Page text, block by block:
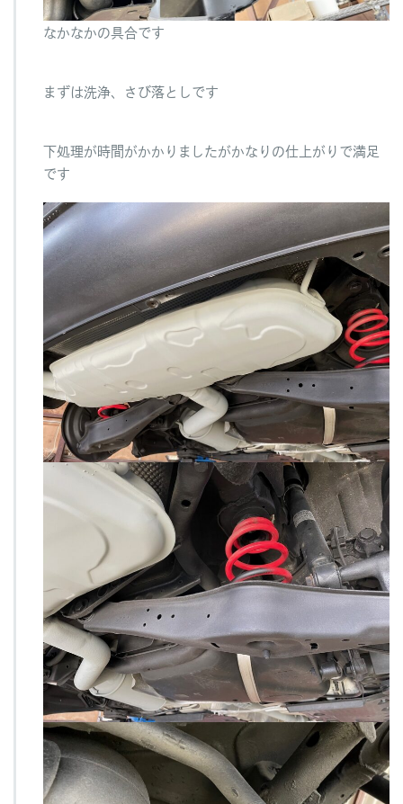
なかなかの具合です
まずは洗浄、さび落としです
下処理が時間がかかりましたがかなりの仕上がりで満足
です